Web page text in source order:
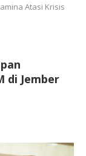
Atasi Krisis
di Jember